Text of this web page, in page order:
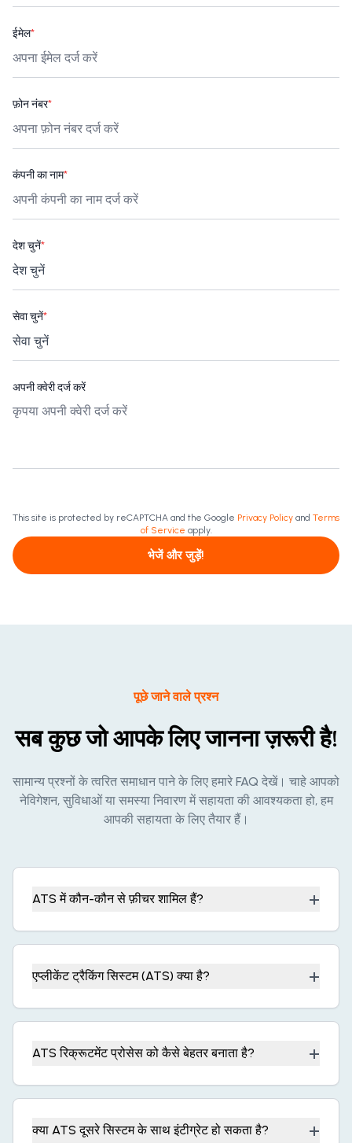
ईमेल*
फ़ोन नंबर*
कंपनी का नाम*
देश चुनें*
सेवा चुनें*
अपनी क्वेरी दर्ज करें
This site is protected by reCAPTCHA and the Google Privacy Policy and Terms
of Service apply.
भेजें और जुड़ें!
पूछे जाने वाले प्रश्न
सब कुछ जो आपके लिए जानना ज़रूरी है!
सामान्य प्रश्नों के त्वरित समाधान पाने के लिए हमारे FAQ देखें। चाहे आपको
नेविगेशन, सुविधाओं या समस्या निवारण में सहायता की आवश्यकता हो, हम
आपकी सहायता के लिए तैयार हैं।
ATS में कौन-कौन से फ़ीचर शामिल हैं? +
एप्लीकेंट ट्रैकिंग सिस्टम (ATS) क्या है? +
ATS रिक्रूटमेंट प्रोसेस को कैसे बेहतर बनाता है? +
क्या ATS दूसरे सिस्टम के साथ इंटीग्रेट हो सकता है? +